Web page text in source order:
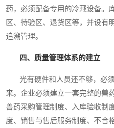
药，必须配备专用的冷藏设备。
区、待验区、退货区等，并设有
追溯管理。
四、质量管理体系的建立
光有硬件和人员还不够，必须
来。企业必须建立一套完整的兽
兽药采购管理制度、入库验收制
度、销售与售后服务制度、不合